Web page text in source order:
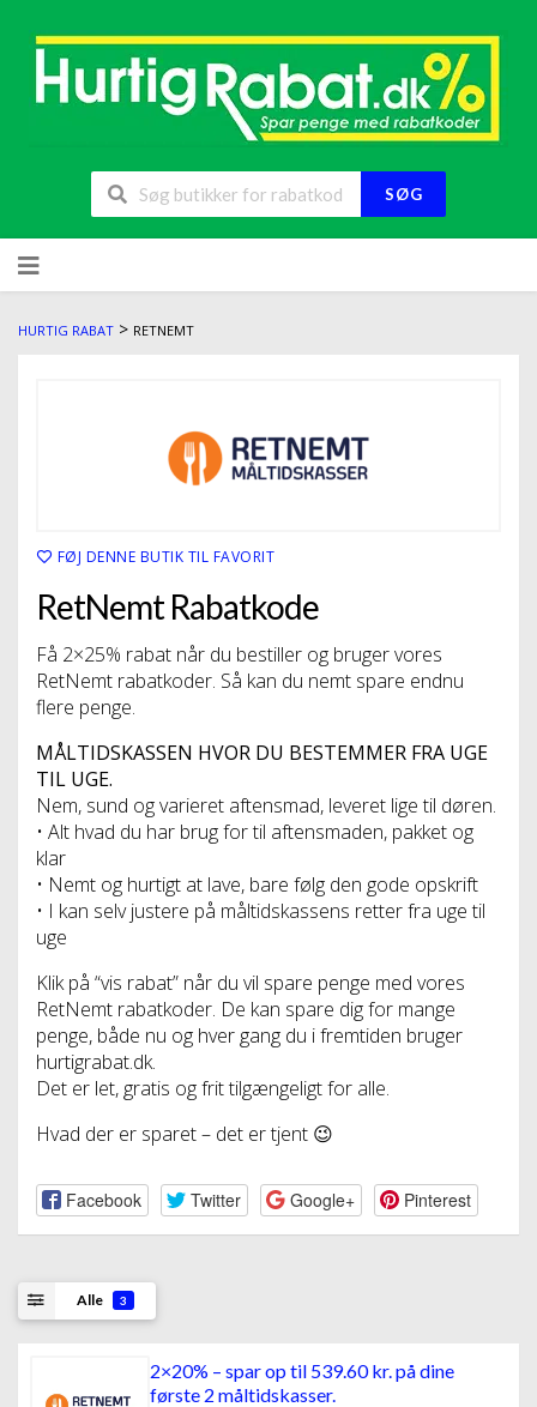
SØG
HURTIG RABAT > RETNEMT
FØJ DENNE BUTIK TIL FAVORIT
RetNemt Rabatkode
Få 2×25% rabat når du bestiller og bruger vores
RetNemt rabatkoder. Så kan du nemt spare endnu
flere penge.
MÅLTIDSKASSEN HVOR DU BESTEMMER FRA UGE
TIL UGE.
Nem, sund og varieret aftensmad, leveret lige til døren.
• Alt hvad du har brug for til aftensmaden, pakket og
klar
• Nemt og hurtigt at lave, bare følg den gode opskrift
• I kan selv justere på måltidskassens retter fra uge til
uge
Klik på “vis rabat” når du vil spare penge med vores
RetNemt rabatkoder. De kan spare dig for mange
penge, både nu og hver gang du i fremtiden bruger
hurtigrabat.dk.
Det er let, gratis og frit tilgængeligt for alle.
Hvad der er sparet – det er tjent 😉
Facebook Twitter Google+ Pinterest
Alle 3
2×20% – spar op til 539.60 kr. på dine
første 2 måltidskasser.